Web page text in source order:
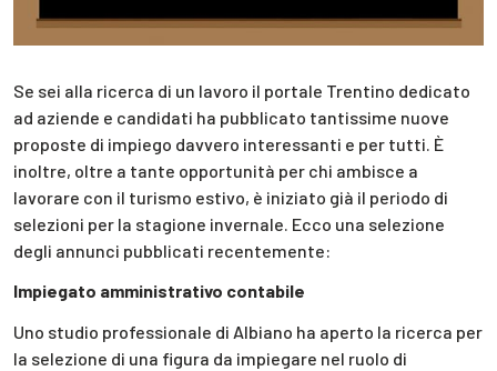
Se sei alla ricerca di un lavoro il portale Trentino dedicato
ad aziende e candidati ha pubblicato tantissime nuove
proposte di impiego davvero interessanti e per tutti. È
inoltre, oltre a tante opportunità per chi ambisce a
lavorare con il turismo estivo, è iniziato già il periodo di
selezioni per la stagione invernale. Ecco una selezione
degli annunci pubblicati recentemente:
Impiegato amministrativo contabile
Uno studio professionale di Albiano ha aperto la ricerca per
la selezione di una figura da impiegare nel ruolo di